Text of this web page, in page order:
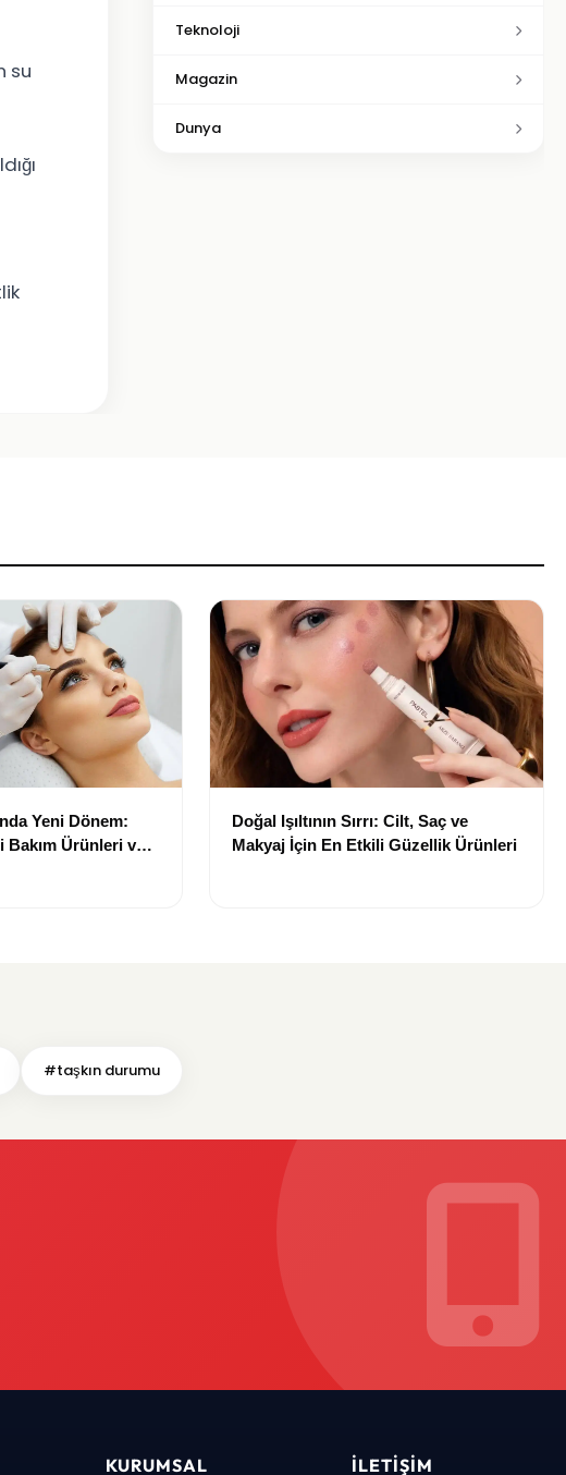
su
Teknoloji
Magazin
Dunya
Yeni Dönem:
Bakım Ürünleri ve
Doğal Işıltının Sırrı: Cilt, Saç ve
Makyaj İçin En Etkili Güzellik Ürünleri
#taşkın durumu
KURUMSAL İLETIŞIM